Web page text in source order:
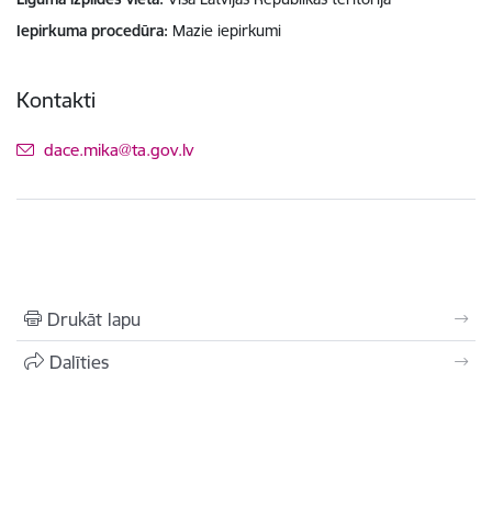
Iepirkuma procedūra Mazie iepirkumi
Kontakti
E-pasts:
dace.mika@ta.gov.lv
Drukāt lapu
Dalīties